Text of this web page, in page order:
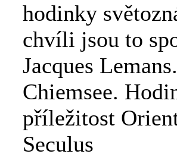
hodinky
chvíli jsou to
Jacques
Chiemsee.
příležitost
Seculus